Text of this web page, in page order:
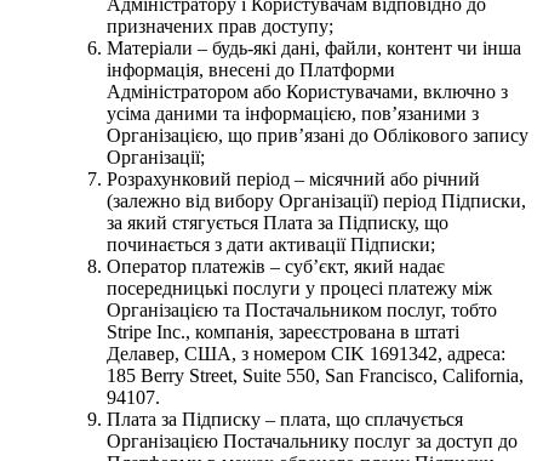
Адміністратору і Користувачам відповідно до
призначених прав доступу;
Матеріали – будь-які дані, файли, контент чи інша
інформація, внесені до Платформи
Адміністратором або Користувачами, включно з
усіма даними та інформацією, повʼязаними з
Організацією, що привʼязані до Облікового запису
Організації;
Розрахунковий період – місячний або річний
(залежно від вибору Організації) період Підписки,
за який стягується Плата за Підписку, що
починається з дати активації Підписки;
Оператор платежів – субʼєкт, який надає
посередницькі послуги у процесі платежу між
Організацією та Постачальником послуг, тобто
Stripe Inc., компанія, зареєстрована в штаті
Делавер, США, з номером CIK 1691342, адреса:
185 Berry Street, Suite 550, San Francisco, California,
94107.
Плата за Підписку – плата, що сплачується
Організацією Постачальнику послуг за доступ до